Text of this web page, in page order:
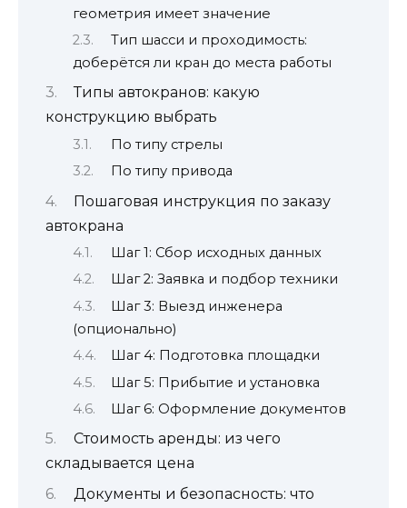
геометрия имеет значение
Тип шасси и проходимость:
доберётся ли кран до места работы
Типы автокранов: какую
конструкцию выбрать
По типу стрелы
По типу привода
Пошаговая инструкция по заказу
автокрана
Шаг 1: Сбор исходных данных
Шаг 2: Заявка и подбор техники
Шаг 3: Выезд инженера
(опционально)
Шаг 4: Подготовка площадки
Шаг 5: Прибытие и установка
Шаг 6: Оформление документов
Стоимость аренды: из чего
складывается цена
Документы и безопасность: что